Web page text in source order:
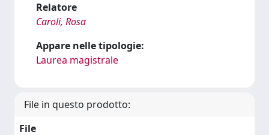
Relatore
Caroli, Rosa
Appare nelle tipologie:
Laurea magistrale
File in questo prodotto:
File